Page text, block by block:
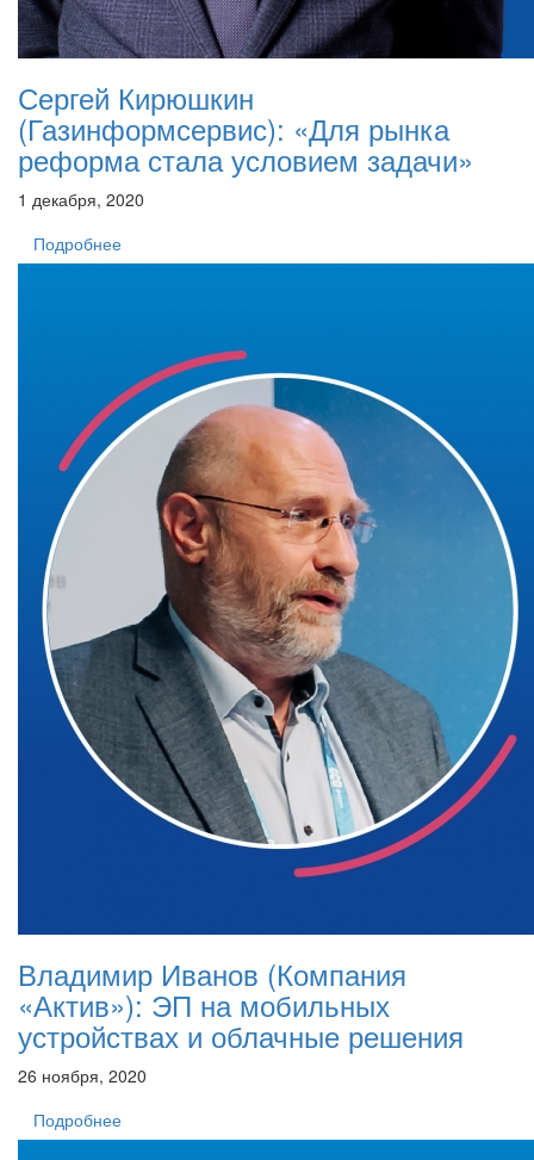
Сергей Кирюшкин
(Газинформсервис): «Для рынка
реформа стала условием задачи»
1 декабря, 2020
Подробнее
Владимир Иванов (Компания
«Актив»): ЭП на мобильных
устройствах и облачные решения
26 ноября, 2020
Подробнее